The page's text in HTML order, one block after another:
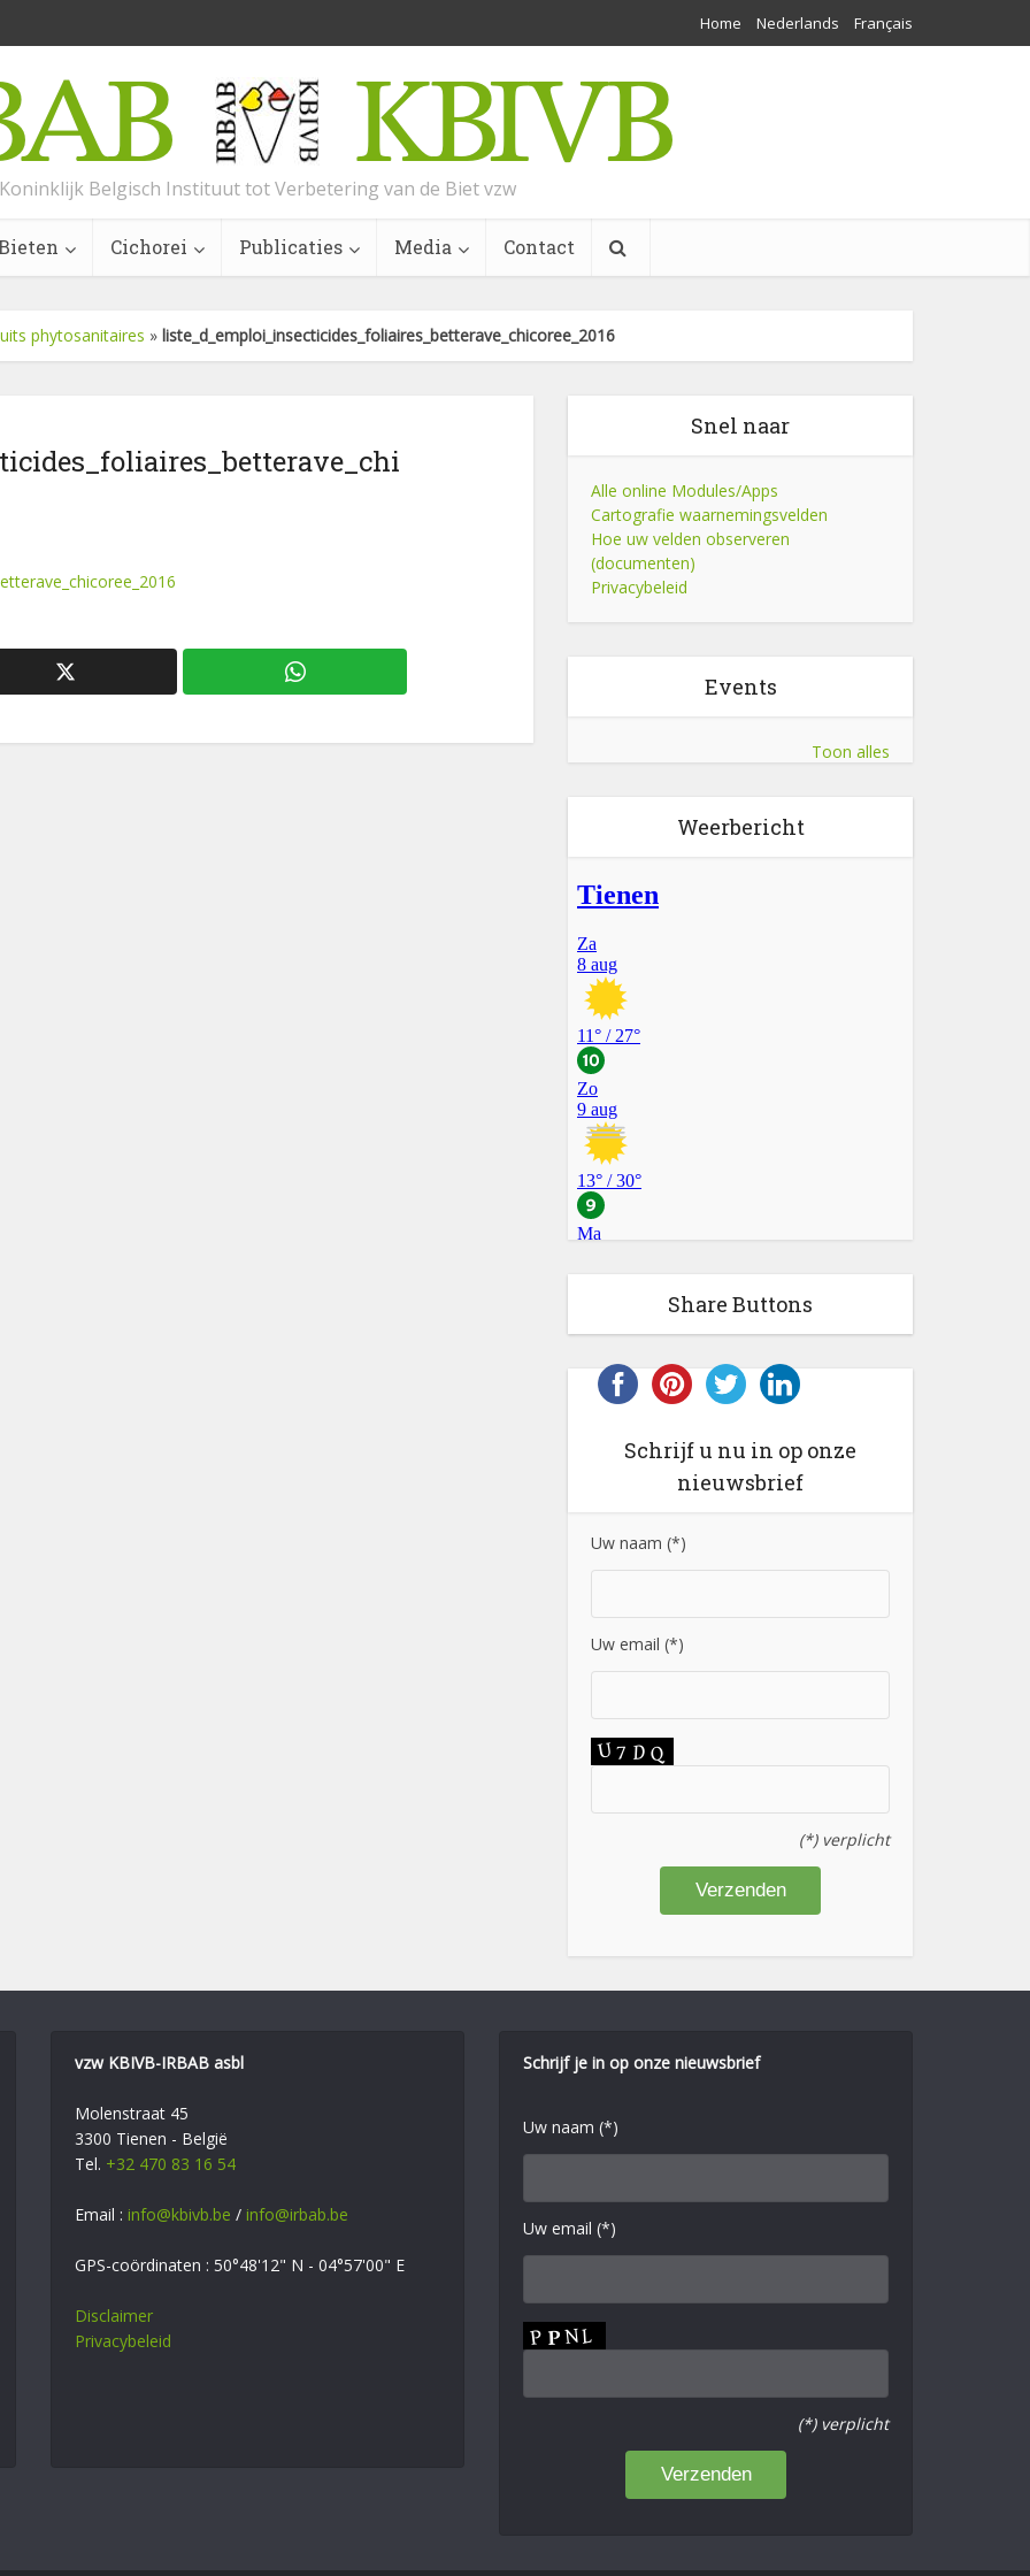
Home Nederlands Français
Koninklijk Belgisch Instituut tot Verbetering van de Biet vzw
Cichorei Publicaties Media Contact
phytosanitaires » liste_d_emploi_insecticides_foliaires_betterave_chicoree_2016
Snel naar
Alle online Modules/Apps
Cartografie waarnemingsvelden
Hoe uw velden observeren
(documenten)
Privacybeleid
Events
Toon alles
Weerbericht
Share Buttons
Schrijf u nu in op onze
nieuwsbrief
Uw naam (*)
Uw email (*)
(*) verplicht
vzw KBIVB-IRBAB asbl
Molenstraat 45
3300 Tienen - België
Tel. +32 470 83 16 54
Email : info@kbivb.be / info@irbab.be
GPS-coördinaten : 50°48'12" N - 04°57'00" E
Disclaimer
Privacybeleid
Schrijf je in op onze nieuwsbrief
Uw naam (*)
Uw email (*)
(*) verplicht